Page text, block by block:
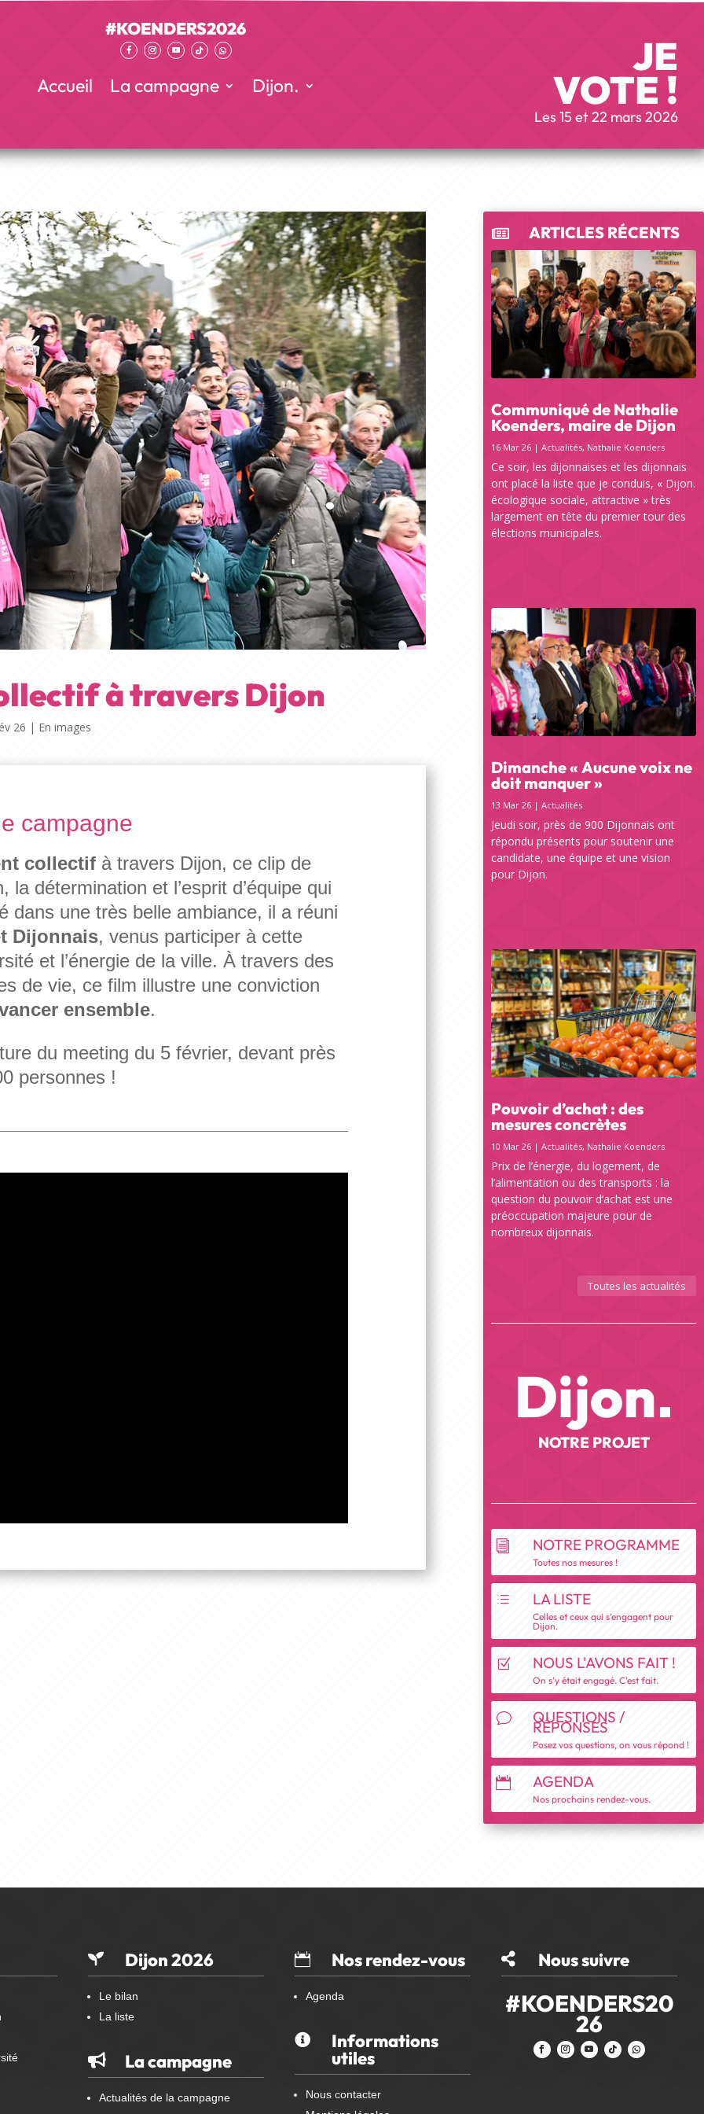
#KOENDERS2026
Accueil La campagne Dijon.
JE
VOTE !
Les 15 et 22 mars 2026
à travers Dijon
26 | En images
campagne
collectifà travers Dijon, ce clip de
la détermination et l’esprit d’équipe qui
dans une très belle ambiance, il a réuni
Dijonnais, venus participer à cette
et l’énergie de la ville. À travers des
de vie, ce film illustre une conviction
ensemble.
du meeting du 5 février, devant près
personnes !
 ARTICLES RÉCENTS
Communiqué de Nathalie
Koenders, maire de Dijon
16 Mar 26 |Actualités, Nathalie Koenders
Ce soir, les dijonnaises et les dijonnais
ont placé la liste que je conduis, « Dijon.
écologique sociale, attractive » très
largement en tête du premier tour des
élections municipales.
Dimanche « Aucune voix ne
doit manquer »
13 Mar 26 |Actualités
Jeudi soir, près de 900 Dijonnais ont
répondu présents pour soutenir une
candidate, une équipe et une vision
pour Dijon.
Pouvoir d’achat : des
mesures concrètes
10 Mar 26 |Actualités, Nathalie Koenders
Prix de l’énergie, du logement, de
l’alimentation ou des transports : la
question du pouvoir d’achat est une
préoccupation majeure pour de
nombreux dijonnais.
Toutes les actualités
NOTRE PROJET
i NOTRE PROGRAMME
Toutes nos mesures !
d LA LISTE
Celles et ceux qui s’engagent pour
Dijon.
Z NOUS L'AVONS FAIT !
On s’y était engagé. C’est fait.
v QUESTIONS /
RÉPONSES
Posez vos questions, on vous répond !
 AGENDA
Nos prochains rendez-vous.
 Dijon 2026
Le bilan
La liste
 La campagne
Actualités de la campagne
 Nos rendez-vous
Agenda
 Informations
utiles
Nous contacter
 Nous suivre
#KOENDERS20
26